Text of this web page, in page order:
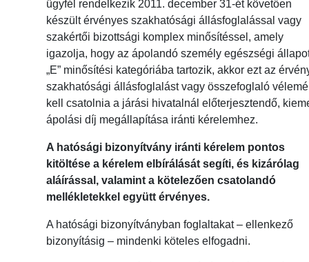
ügyfél rendelkezik 2011. december 31-ét követően
készült érvényes szakhatósági állásfoglalással vagy
szakértői bizottsági komplex minősítéssel, amely
igazolja, hogy az ápolandó személy egészségi
„E” minősítési kategóriába tartozik, akkor ezt az
szakhatósági állásfoglalást vagy összefoglaló
kell csatolnia a járási hivatalnál előterjesztendő,
ápolási díj megállapítása iránti kérelemhez.
A hatósági bizonyítvány iránti kérelem pontos
kitöltése a kérelem elbírálását segíti, és kizárólag
aláírással, valamint a kötelezően csatolandó
mellékletekkel együtt érvényes.
A hatósági bizonyítványban foglaltakat – ellenkező
bizonyításig – mindenki köteles elfogadni.